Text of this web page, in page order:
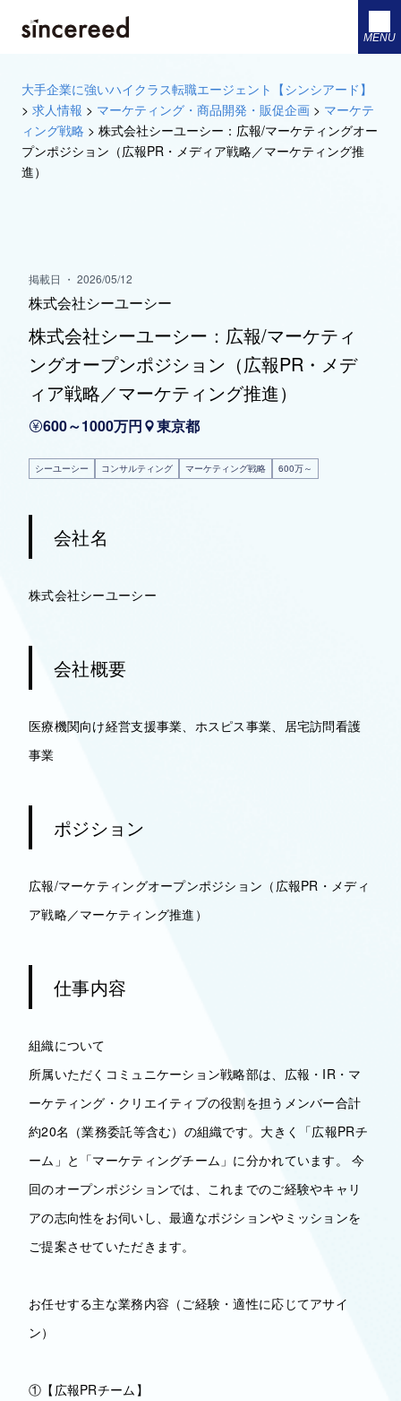
MENU
大手企業に強いハイクラス転職エージェント【シンシアード】
> 求人情報 > マーケティング・商品開発・販促企画 > マーケテ
ィング戦略 > 株式会社シーユーシー：広報/マーケティングオー
プンポジション（広報PR・メディア戦略／マーケティング推
進）
掲載日 ・ 2026/05/12
株式会社シーユーシー
株式会社シーユーシー：広報/マーケティ
ングオープンポジション（広報PR・メデ
ィア戦略／マーケティング推進）
600～1000万円 東京都
シーユーシー コンサルティング マーケティング戦略 600万～
会社名
株式会社シーユーシー
会社概要
医療機関向け経営支援事業、ホスピス事業、居宅訪問看護
事業
ポジション
広報/マーケティングオープンポジション（広報PR・メディ
ア戦略／マーケティング推進）
仕事内容
組織について
所属いただくコミュニケーション戦略部は、広報・IR・マ
ーケティング・クリエイティブの役割を担うメンバー合計
約20名（業務委託等含む）の組織です。大きく「広報PRチ
ーム」と「マーケティングチーム」に分かれています。 今
回のオープンポジションでは、これまでのご経験やキャリ
アの志向性をお伺いし、最適なポジションやミッションを
ご提案させていただきます。
お任せする主な業務内容（ご経験・適性に応じてアサイ
ン）
①【広報PRチーム】